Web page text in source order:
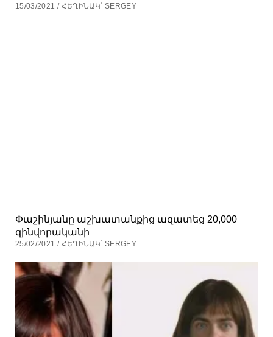
15/03/2021 / ՀԵՂԻՆԱԿ՝ SERGEY
Փաշինյանը աշխատանքից ազատեց 20,000
զինվորականի
25/02/2021 / ՀԵՂԻՆԱԿ՝ SERGEY